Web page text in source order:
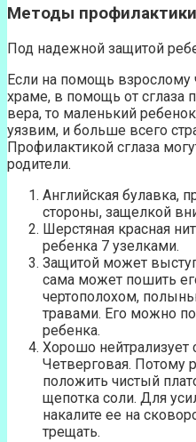
Методы профилактики
Под надежной защитой
Если на помощь
храме, в помощь от сглаза
вера, то маленький
уязвим, и больше всего
Профилактикой сглаза
родители.
Английская булавка,
стороны, защелкой
Шерстяная красная
ребенка 7 узелками.
Защитой может
сама может пошить
чертополохом,
травами. Его можно
ребенка.
Хорошо нейтрализует
Четверговая.
положить чистый
щепотка соли. Для
накалите ее на
трещать.